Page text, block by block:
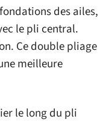
des ailes,
le pli central.
Ce double pliage
meilleure
le long du pli